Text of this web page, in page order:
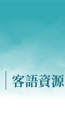
客語資源